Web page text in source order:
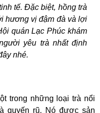
tế. Đặc biệt, hồng trà
hương vị đậm đà và lợi
quán Lạc Phúc khám
yêu trà nhất định
nhé.
trong những loại trà nổi
quyến rũ. Nó được sản